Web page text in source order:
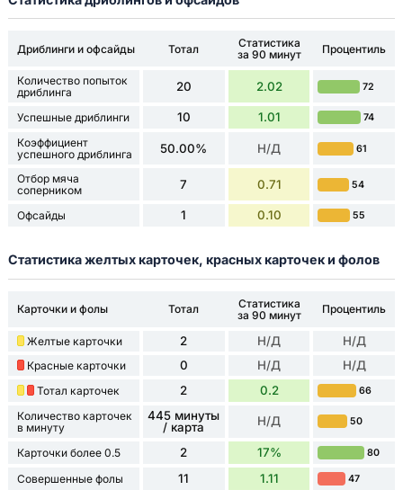
Дриблинги и офсайды Тотал
Статистика
за 90 минут
Процентиль
Количество попыток
дриблинга
20 2.02 72
Успешные дриблинги 10 1.01 74
Коэффициент
успешного дриблинга
50.00% Н/Д 61
Отбор мяча
соперником
7 0.71 54
Офсайды 1 0.10 55
Статистика желтых карточек, красных карточек и фолов
Карточки и фолы Тотал
Статистика
за 90 минут
Процентиль
Желтые карточки 2 Н/Д Н/Д
Красные карточки 0 Н/Д Н/Д
Тотал карточек 2 0.2 66
Количество карточек
в минуту
445 минуты
/ карта
Н/Д 50
Карточки более 0.5 2 17% 80
Совершенные фолы 11 1.11 47